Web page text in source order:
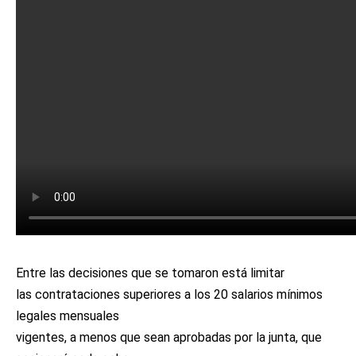
Entre las decisiones que se tomaron está limitar
las contrataciones superiores a los 20 salarios mínimos
legales mensuales
vigentes, a menos que sean aprobadas por la junta, que